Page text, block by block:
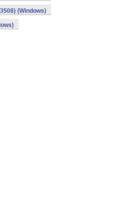
(Windows)